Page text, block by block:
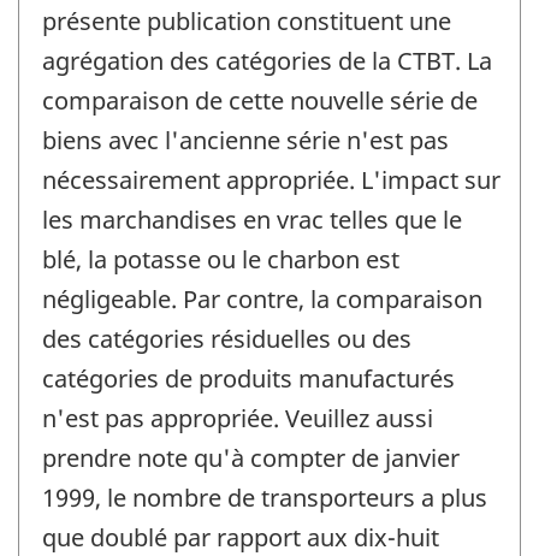
présente publication constituent une
agrégation des catégories de la CTBT. La
comparaison de cette nouvelle série de
biens avec l'ancienne série n'est pas
nécessairement appropriée. L'impact sur
les marchandises en vrac telles que le
blé, la potasse ou le charbon est
négligeable. Par contre, la comparaison
des catégories résiduelles ou des
catégories de produits manufacturés
n'est pas appropriée. Veuillez aussi
prendre note qu'à compter de janvier
1999, le nombre de transporteurs a plus
que doublé par rapport aux dix-huit